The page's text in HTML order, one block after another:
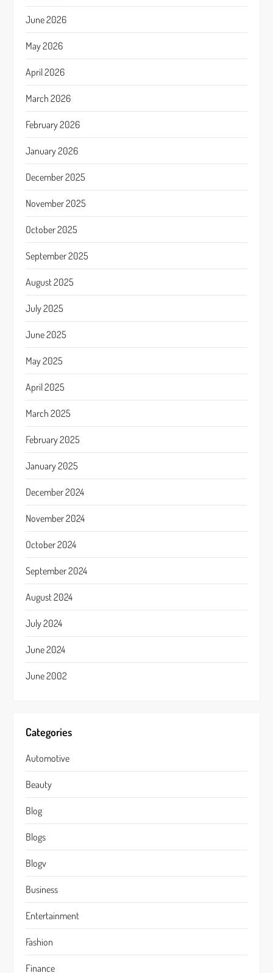
June 2026
May 2026
April 2026
March 2026
February 2026
January 2026
December 2025
November 2025
October 2025
September 2025
August 2025
July 2025
June 2025
May 2025
April 2025
March 2025
February 2025
January 2025
December 2024
November 2024
October 2024
September 2024
August 2024
July 2024
June 2024
June 2002
Categories
Automotive
Beauty
Blog
Blogs
Blogv
Business
Entertainment
Fashion
Finance